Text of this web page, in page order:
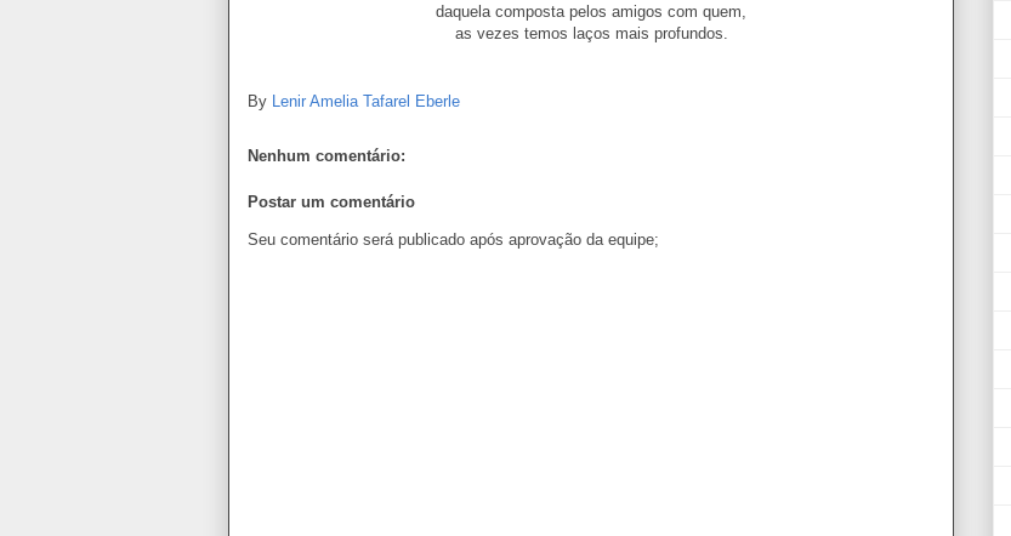
daquela composta pelos amigos com quem,
as vezes temos laços mais profundos.
By Lenir Amelia Tafarel Eberle
Nenhum comentário:
Postar um comentário
Seu comentário será publicado após aprovação da equipe;